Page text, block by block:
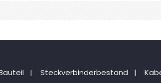
| Steckverbinderbestand |